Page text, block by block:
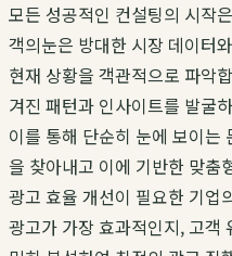
모든 성공적인 컨설팅의 시작
객의눈은 방대한 시장 데이터
현재 상황을 객관적으로 파악
겨진 패턴과 인사이트를 발굴
이를 통해 단순히 눈에 보이는
을 찾아내고 이에 기반한 맞춤
광고 효율 개선이 필요한 기업
광고가 가장 효과적인지, 고객